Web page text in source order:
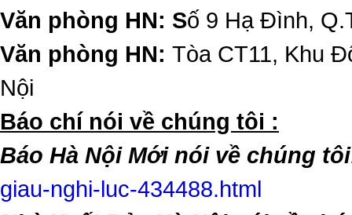
Văn phòng HN: Số 9 Hạ Đình,
Văn phòng HN: Tòa CT11, Khu
Nội
​Báo chí nói về chúng tôi :
Báo Hà Nội Mới nói về chúng
giau-nghi-luc-434488.html